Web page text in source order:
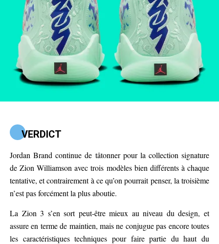
VERDICT
Jordan Brand continue de tâtonner pour la collection signature
de Zion Williamson avec trois modèles bien différents à chaque
tentative, et contrairement à ce qu’on pourrait penser, la troisième
n’est pas forcément la plus aboutie.
La Zion 3 s’en sort peut-être mieux au niveau du design, et
assure en terme de maintien, mais ne conjugue pas encore toutes
les caractéristiques techniques pour faire partie du haut du